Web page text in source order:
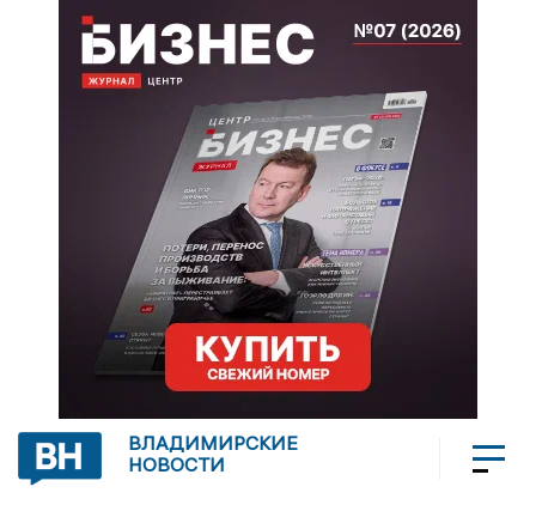
ВЛАДИМИРСКИЕ
НОВОСТИ